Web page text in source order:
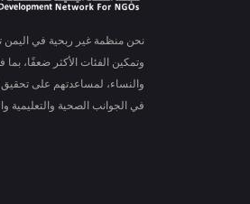
نحن منظمة غير ربحية في
وتمكين الفئات الأكثر ضعفًا،
والنساء، لمساعدتهم على تحقيق
في الجوانب الصحية والتعليمية
ملفات تعريف الارتباط
conveying so so. Suppose
say ten behaved morning had. Any
compliment occasional too
advantages.More information